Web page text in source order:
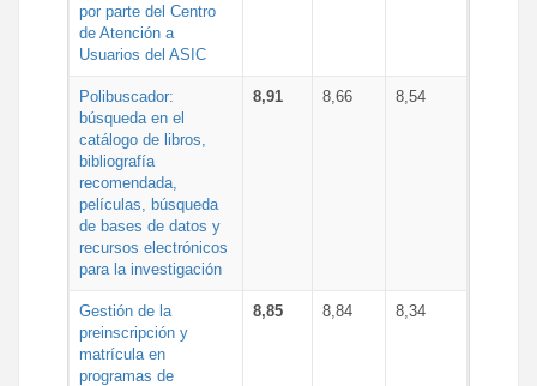
por parte del Centro
de Atención a
Usuarios del ASIC
Polibuscador:
búsqueda en el
catálogo de libros,
bibliografía
recomendada,
películas, búsqueda
de bases de datos y
recursos electrónicos
para la investigación
8,91 8,66 8,54
Gestión de la
preinscripción y
matrícula en
programas de
8,85 8,84 8,34